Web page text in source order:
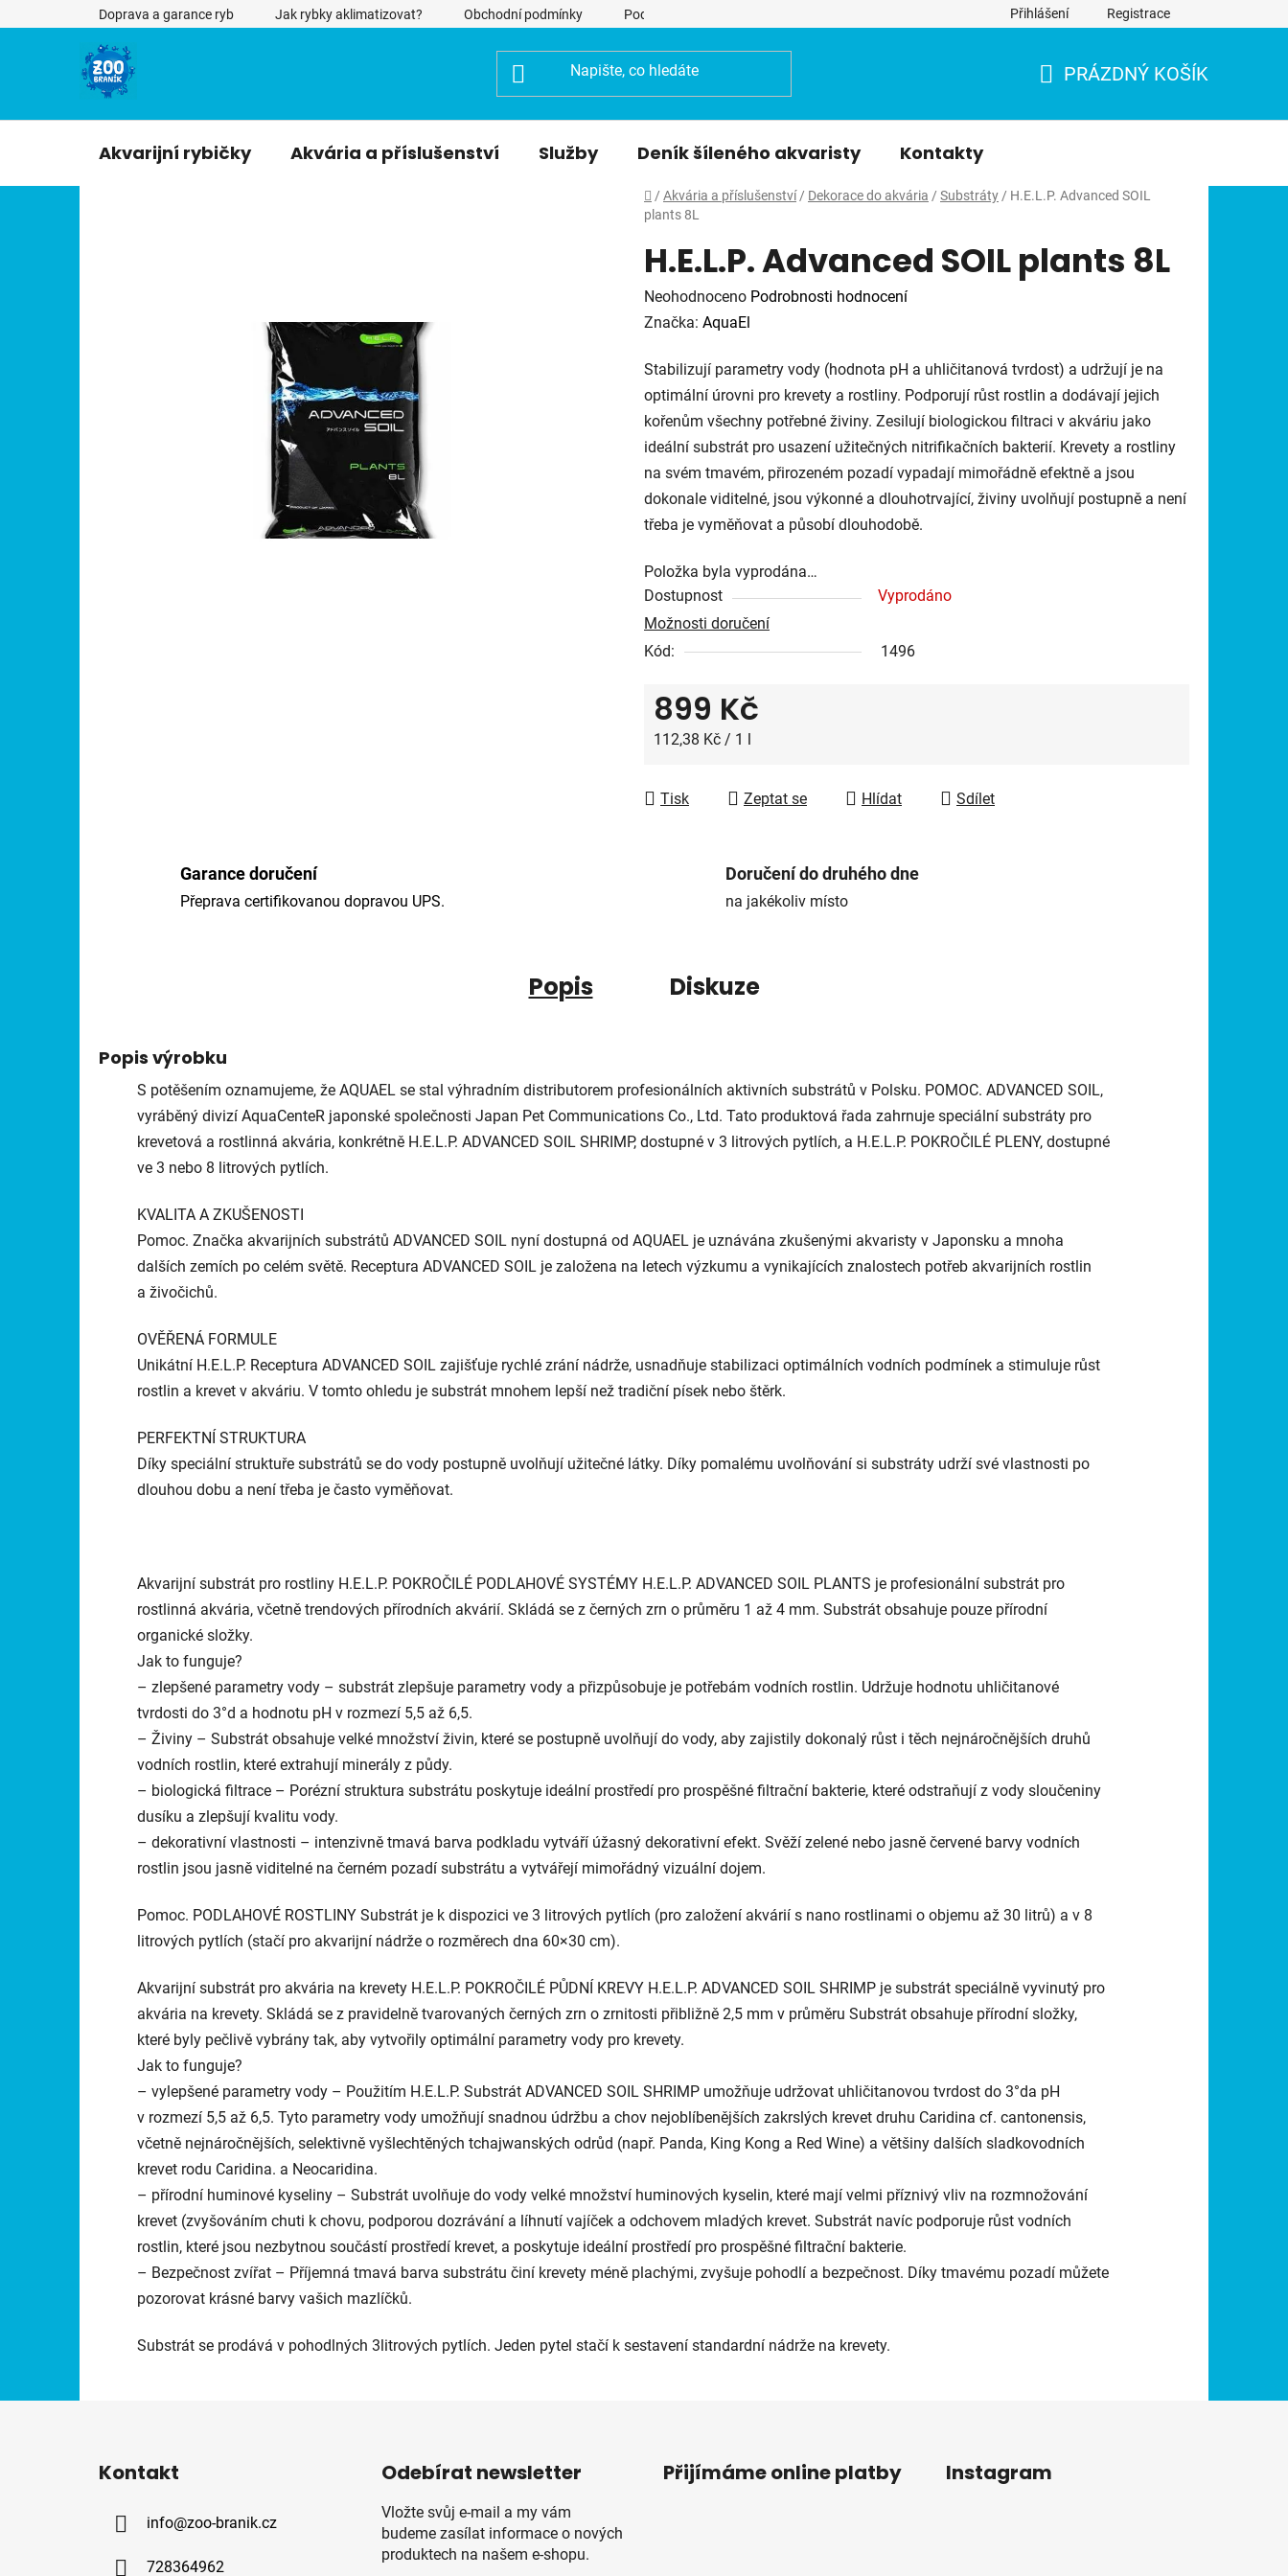
na
Doprava a garance ryb Jak rybky aklimatizovat? Obchodní podmínky Podmínky ochrany osobních údajů Přihlášení Registrace
PRÁZDNÝ KOŠÍK
Akvarijní rybičky Akvária a příslušenství Služby Deník šíleného akvaristy Kontakty
Domů
/ Akvária a příslušenství / Dekorace do akvária / Substráty / H.E.L.P. Advanced SOIL
plants 8L
H.E.L.P. Advanced SOIL plants 8L
Průměrné
hodnocení
je
0,0
z
5
hvězdiček.
Neohodnoceno Podrobnosti hodnocení
Značka: AquaEl
Stabilizují parametry vody (hodnota pH a uhličitanová tvrdost) a udržují je na
optimální úrovni pro krevety a rostliny. Podporují růst rostlin a dodávají jejich
kořenům všechny potřebné živiny. Zesilují biologickou filtraci v akváriu jako
ideální substrát pro usazení užitečných nitrifikačních bakterií. Krevety a rostliny
na svém tmavém, přirozeném pozadí vypadají mimořádně efektně a jsou
dokonale viditelné, jsou výkonné a dlouhotrvající, živiny uvolňují postupně a není
třeba je vyměňovat a působí dlouhodobě.
Položka byla vyprodána…
Dostupnost
Vyprodáno
Možnosti doručení
Kód:
1496
899 Kč
Měrná cena:
112,38 Kč / 1 l
Tisk Zeptat se Hlídat Sdílet
Garance doručení
Přeprava certifikovanou dopravou UPS.
Doručení do druhého dne
na jakékoliv místo
Popis Diskuze
Popis výrobku
S potěšením oznamujeme, že AQUAEL se stal výhradním distributorem profesionálních aktivních substrátů v Polsku. POMOC. ADVANCED SOIL,
vyráběný divizí AquaCenteR japonské společnosti Japan Pet Communications Co., Ltd. Tato produktová řada zahrnuje speciální substráty pro
krevetová a rostlinná akvária, konkrétně H.E.L.P. ADVANCED SOIL SHRIMP, dostupné v 3 litrových pytlích, a H.E.L.P. POKROČILÉ PLENY, dostupné
ve 3 nebo 8 litrových pytlích.
KVALITA A ZKUŠENOSTI
Pomoc. Značka akvarijních substrátů ADVANCED SOIL nyní dostupná od AQUAEL je uznávána zkušenými akvaristy v Japonsku a mnoha
dalších zemích po celém světě. Receptura ADVANCED SOIL je založena na letech výzkumu a vynikajících znalostech potřeb akvarijních rostlin
a živočichů.
OVĚŘENÁ FORMULE
Unikátní H.E.L.P. Receptura ADVANCED SOIL zajišťuje rychlé zrání nádrže, usnadňuje stabilizaci optimálních vodních podmínek a stimuluje růst
rostlin a krevet v akváriu. V tomto ohledu je substrát mnohem lepší než tradiční písek nebo štěrk.
PERFEKTNÍ STRUKTURA
Díky speciální struktuře substrátů se do vody postupně uvolňují užitečné látky. Díky pomalému uvolňování si substráty udrží své vlastnosti po
dlouhou dobu a není třeba je často vyměňovat.
Akvarijní substrát pro rostliny H.E.L.P. POKROČILÉ PODLAHOVÉ SYSTÉMY H.E.L.P. ADVANCED SOIL PLANTS je profesionální substrát pro
rostlinná akvária, včetně trendových přírodních akvárií. Skládá se z černých zrn o průměru 1 až 4 mm. Substrát obsahuje pouze přírodní
organické složky.
Jak to funguje?
– zlepšené parametry vody – substrát zlepšuje parametry vody a přizpůsobuje je potřebám vodních rostlin. Udržuje hodnotu uhličitanové
tvrdosti do 3°d a hodnotu pH v rozmezí 5,5 až 6,5.
– Živiny – Substrát obsahuje velké množství živin, které se postupně uvolňují do vody, aby zajistily dokonalý růst i těch nejnáročnějších druhů
vodních rostlin, které extrahují minerály z půdy.
– biologická filtrace – Porézní struktura substrátu poskytuje ideální prostředí pro prospěšné filtrační bakterie, které odstraňují z vody sloučeniny
dusíku a zlepšují kvalitu vody.
– dekorativní vlastnosti – intenzivně tmavá barva podkladu vytváří úžasný dekorativní efekt. Svěží zelené nebo jasně červené barvy vodních
rostlin jsou jasně viditelné na černém pozadí substrátu a vytvářejí mimořádný vizuální dojem.
Pomoc. PODLAHOVÉ ROSTLINY Substrát je k dispozici ve 3 litrových pytlích (pro založení akvárií s nano rostlinami o objemu až 30 litrů) a v 8
litrových pytlích (stačí pro akvarijní nádrže o rozměrech dna 60×30 cm).
Akvarijní substrát pro akvária na krevety H.E.L.P. POKROČILÉ PŮDNÍ KREVY H.E.L.P. ADVANCED SOIL SHRIMP je substrát speciálně vyvinutý pro
akvária na krevety. Skládá se z pravidelně tvarovaných černých zrn o zrnitosti přibližně 2,5 mm v průměru Substrát obsahuje přírodní složky,
které byly pečlivě vybrány tak, aby vytvořily optimální parametry vody pro krevety.
Jak to funguje?
– vylepšené parametry vody – Použitím H.E.L.P. Substrát ADVANCED SOIL SHRIMP umožňuje udržovat uhličitanovou tvrdost do 3°da pH
v rozmezí 5,5 až 6,5. Tyto parametry vody umožňují snadnou údržbu a chov nejoblíbenějších zakrslých krevet druhu Caridina cf. cantonensis,
včetně nejnáročnějších, selektivně vyšlechtěných tchajwanských odrůd (např. Panda, King Kong a Red Wine) a většiny dalších sladkovodních
krevet rodu Caridina. a Neocaridina.
– přírodní huminové kyseliny – Substrát uvolňuje do vody velké množství huminových kyselin, které mají velmi příznivý vliv na rozmnožování
krevet (zvyšováním chuti k chovu, podporou dozrávání a líhnutí vajíček a odchovem mladých krevet. Substrát navíc podporuje růst vodních
rostlin, které jsou nezbytnou součástí prostředí krevet, a poskytuje ideální prostředí pro prospěšné filtrační bakterie.
– Bezpečnost zvířat – Příjemná tmavá barva substrátu činí krevety méně plachými, zvyšuje pohodlí a bezpečnost. Díky tmavému pozadí můžete
pozorovat krásné barvy vašich mazlíčků.
Substrát se prodává v pohodlných 3litrových pytlích. Jeden pytel stačí k sestavení standardní nádrže na krevety.
Kontakt
info@zoo-branik.cz
728364962
Odebírat newsletter
Vložte svůj e-mail a my vám
budeme zasílat informace o nových
produktech na našem e-shopu.
Přijímáme online platby Instagram